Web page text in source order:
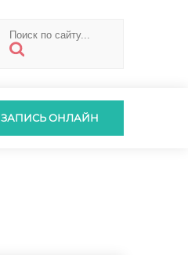
ЗАПИСЬ ОНЛАЙН